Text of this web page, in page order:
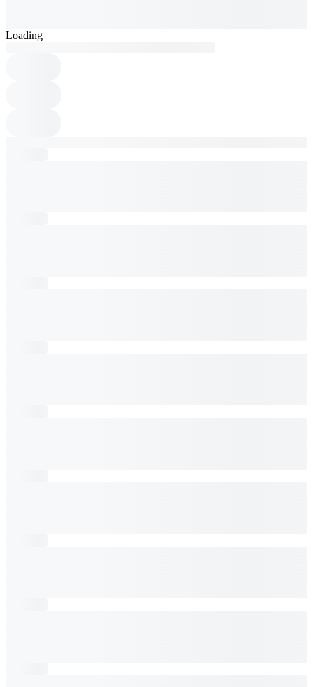
Loading